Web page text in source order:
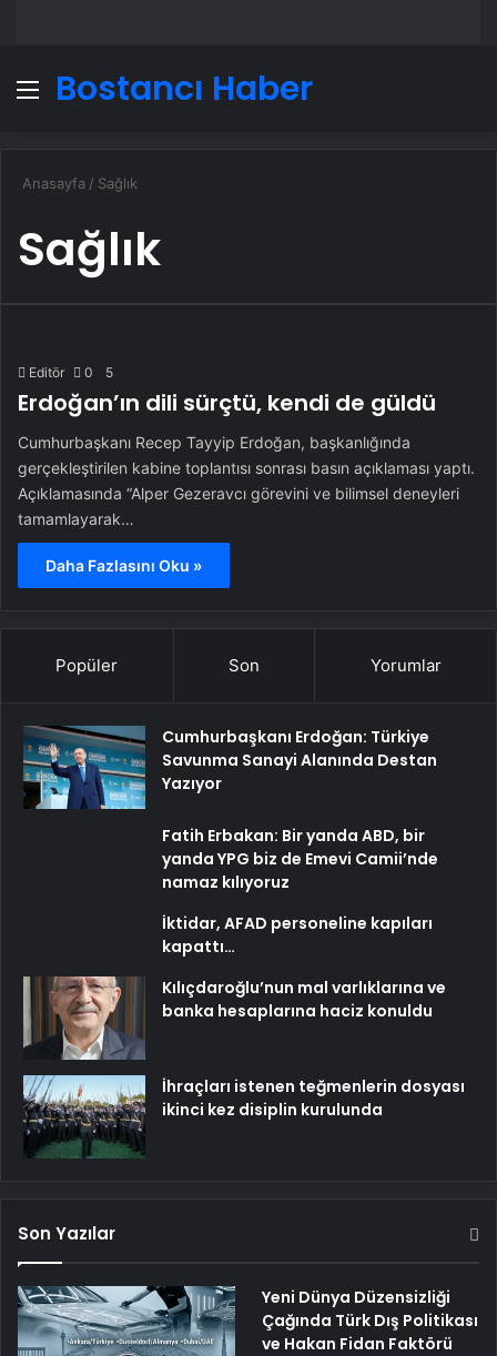
Menü
Bostancı Haber
Anasayfa / Sağlık
Sağlık
Editör 0 5
Erdoğan’ın dili sürçtü, kendi de güldü
Cumhurbaşkanı Recep Tayyip Erdoğan, başkanlığında
gerçekleştirilen kabine toplantısı sonrası basın açıklaması yaptı.
Açıklamasında “Alper Gezeravcı görevini ve bilimsel deneyleri
tamamlayarak…
Daha Fazlasını Oku »
Popüler Son Yorumlar
Cumhurbaşkanı Erdoğan: Türkiye
Savunma Sanayi Alanında Destan
Yazıyor
Fatih Erbakan: Bir yanda ABD, bir
yanda YPG biz de Emevi Camii’nde
namaz kılıyoruz
İktidar, AFAD personeline kapıları
kapattı…
Kılıçdaroğlu’nun mal varlıklarına ve
banka hesaplarına haciz konuldu
İhraçları istenen teğmenlerin dosyası
ikinci kez disiplin kurulunda
Son Yazılar
Yeni Dünya Düzensizliği
Çağında Türk Dış Politikası
ve Hakan Fidan Faktörü